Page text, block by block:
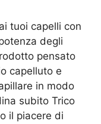
tuoi capelli con
degli
pensato
capelluto e
in modo
subito Trico
il piacere di